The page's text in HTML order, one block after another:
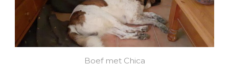
Boef met Chica